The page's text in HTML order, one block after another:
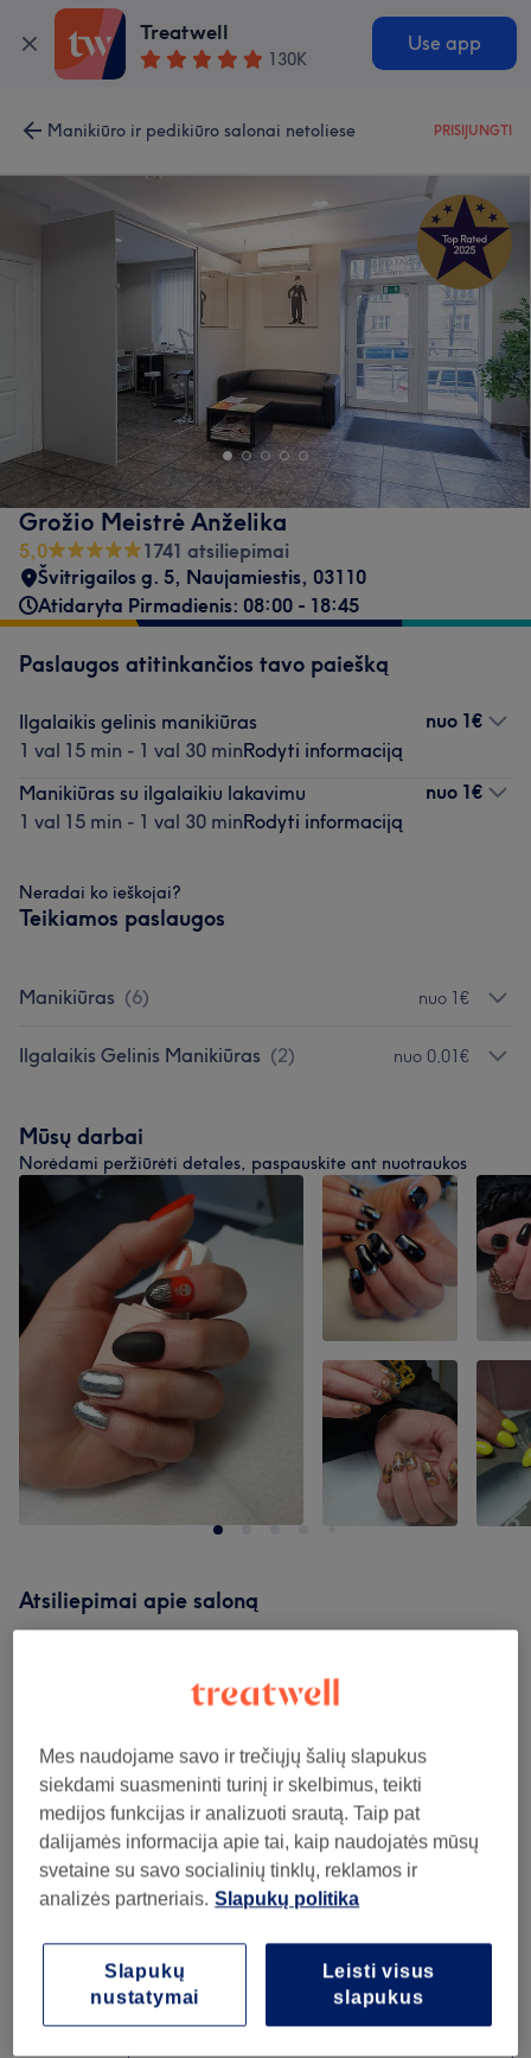
Treatwell
130K
Use app
Manikiūro ir pedikiūro salonai netoliese PRISIJUNGTI
Grožio Meistrė Anželika
5,0
1741 atsiliepimai
Švitrigailos g. 5, Naujamiestis, 03110
Atidaryta Pirmadienis: 08:00 - 18:45
Paslaugos atitinkančios tavo paiešką
Ilgalaikis gelinis manikiūras
1 val 15 min - 1 val 30 minRodyti informaciją
nuo 1€
Manikiūras su ilgalaikiu lakavimu
1 val 15 min - 1 val 30 minRodyti informaciją
nuo 1€
Neradai ko ieškojai?
Teikiamos paslaugos
Manikiūras (6) nuo 1€
Ilgalaikis Gelinis Manikiūras (2) nuo 0,01€
Mūsų darbai
Norėdami peržiūrėti detales, paspauskite ant nuotraukos
Atsiliepimai apie saloną
Atmosfera
Švara
Personalas
Atsiliepimų filtras
Mes naudojame savo ir trečiųjų šalių slapukus
siekdami suasmeninti turinį ir skelbimus, teikti
medijos funkcijas ir analizuoti srautą. Taip pat
dalijamės informacija apie tai, kaip naudojatės mūsų
svetaine su savo socialinių tinklų, reklamos ir
analizės partneriais. Slapukų politika
Leisti visus
slapukus
Slapukų
nustatymai